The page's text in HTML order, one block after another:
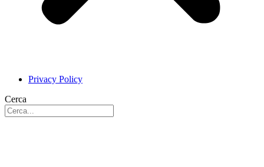
Privacy Policy
Cerca